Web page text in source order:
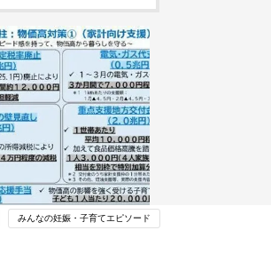
みんなの妊娠・子育てエピソード